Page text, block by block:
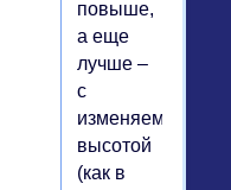
повыше,
а еще
лучше –
с
изменяемой
высотой
(как в